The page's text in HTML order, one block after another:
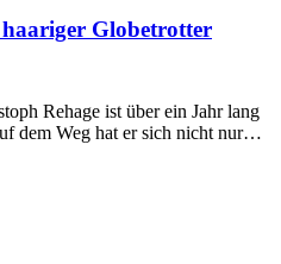
Globetrotter
Rehage ist über ein Jahr lang
dem Weg hat er sich nicht nur…